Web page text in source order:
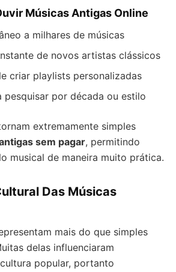
Músicas Antigas Online
a milhares de músicas
de novos artistas clássicos
criar playlists personalizadas
pesquisar por década ou estilo
extremamente simples
sem pagar, permitindo
musical de maneira muito prática.
Das Músicas
mais do que simples
delas influenciaram
popular, portanto